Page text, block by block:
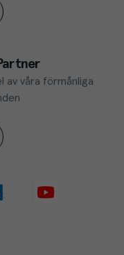
av våra förmånliga